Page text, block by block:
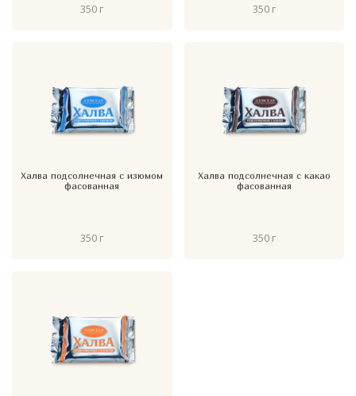
350 г 350 г
Халва подсолнечная с изюмом
фасованная
350 г
Халва подсолнечная с какао
фасованная
350 г